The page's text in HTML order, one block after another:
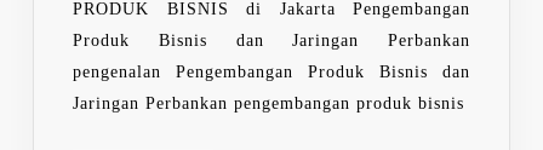
PRODUK BISNIS di Jakarta Pengembangan
Produk Bisnis dan Jaringan Perbankan
pengenalan Pengembangan Produk Bisnis dan
Jaringan Perbankan pengembangan produk bisnis